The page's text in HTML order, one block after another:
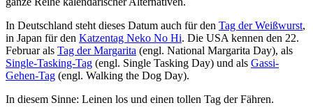
In Deutschland steht dieses Datum auch für den Tag der Weißwurst,
in Japan für den Katzentag Neko No Hi. Die USA kennen den 22.
Februar als Tag der Margarita (engl. National Margarita Day), als
Single-Tasking-Tag (engl. Single Tasking Day) und als Gassi-
Gehen-Tag (engl. Walking the Dog Day).
In diesem Sinne: Leinen los und einen tollen Tag der Fähren.